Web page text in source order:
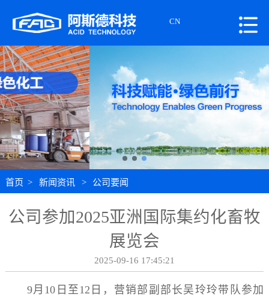
CN
首页 > 新闻资讯 > 公司要闻
公司参加2025亚洲国际集约化畜牧
展览会
2025-09-16 17:45:21
9月10日至12日，营销部副部长吴玲玲带队参加